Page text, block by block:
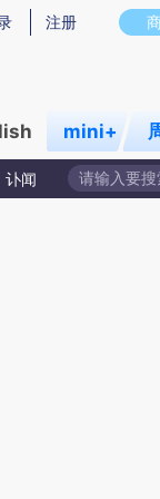
实意图存在偏差。不
注册
mini+
讣闻